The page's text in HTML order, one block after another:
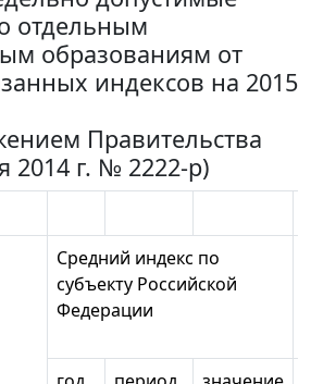
отдельным
образованиям от
индексов на 2015
Правительства
2014 г. № 2222-р)
Средний индекс по
субъекту Российской
Федерации